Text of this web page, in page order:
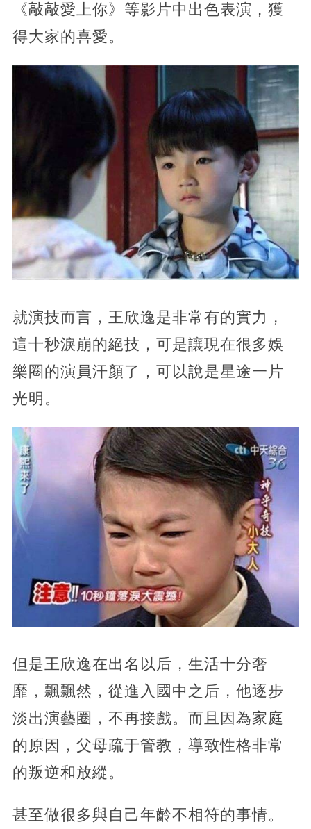
《敲敲愛上你》等影片中出色表演，獲
得大家的喜愛。
就演技而言，王欣逸是非常有的實力，
這十秒淚崩的絕技，可是讓現在很多娛
樂圈的演員汗顏了，可以說是星途一片
光明。
但是王欣逸在出名以后，生活十分奢
靡，飄飄然，從進入國中之后，他逐步
淡出演藝圈，不再接戲。而且因為家庭
的原因，父母疏于管教，導致性格非常
的叛逆和放縱。
甚至做很多與自己年齡不相符的事情。